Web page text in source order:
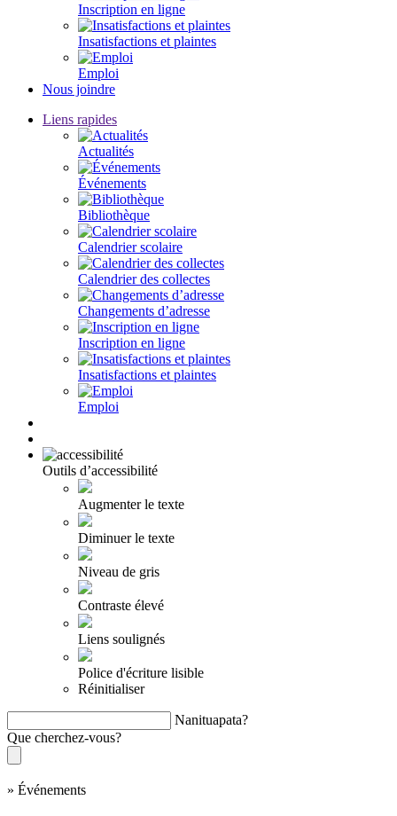
Inscription en ligne
Insatisfactions et plaintes
Emploi
Nous joindre
Liens rapides
Actualités
Événements
Bibliothèque
Calendrier scolaire
Calendrier des collectes
Changements d’adresse
Inscription en ligne
Insatisfactions et plaintes
Emploi
Outils d’accessibilité
Augmenter le texte
Diminuer le texte
Niveau de gris
Contraste élevé
Liens soulignés
Police d'écriture lisible
Réinitialiser
Nanituapata?
Que cherchez-vous?
» Événements